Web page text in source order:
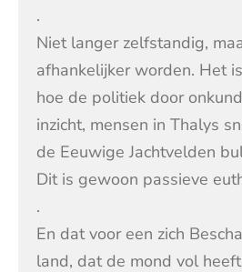
.
Niet langer zelfstandig,
afhankelijker worden. Het
hoe de politiek door
inzicht, mensen in Thalys
de Eeuwige Jachtvelden
Dit is gewoon passieve
.
En dat voor een zich
land, dat de mond vol